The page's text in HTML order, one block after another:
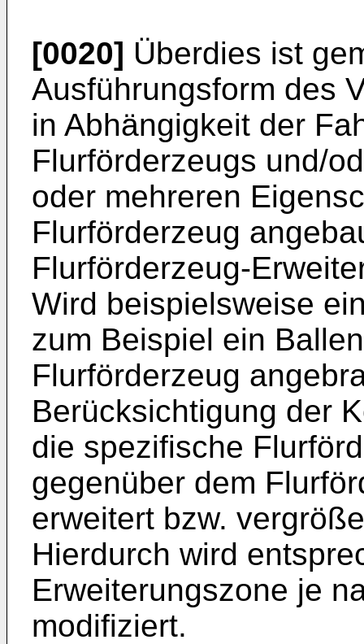
[0020] Überdies ist
Ausführungsform des
in Abhängigkeit der
Flurförderzeugs und/
oder mehreren
Flurförderzeug
Flurförderzeug-
Wird beispielsweise
zum Beispiel ein
Flurförderzeug
Berücksichtigung der
die spezifische
gegenüber dem
erweitert bzw.
Hierdurch wird
Erweiterungszone je
modifiziert.